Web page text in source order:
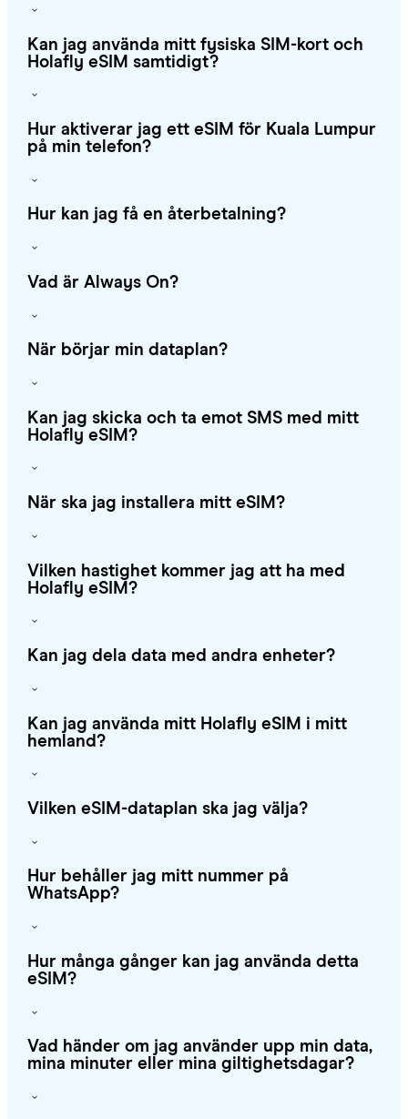
Kan jag använda mitt fysiska SIM-kort och
Holafly eSIM samtidigt?
Hur aktiverar jag ett eSIM för Kuala Lumpur
på min telefon?
Hur kan jag få en återbetalning?
Vad är Always On?
När börjar min dataplan?
Kan jag skicka och ta emot SMS med mitt
Holafly eSIM?
När ska jag installera mitt eSIM?
Vilken hastighet kommer jag att ha med
Holafly eSIM?
Kan jag dela data med andra enheter?
Kan jag använda mitt Holafly eSIM i mitt
hemland?
Vilken eSIM-dataplan ska jag välja?
Hur behåller jag mitt nummer på
WhatsApp?
Hur många gånger kan jag använda detta
eSIM?
Vad händer om jag använder upp min data,
mina minuter eller mina giltighetsdagar?